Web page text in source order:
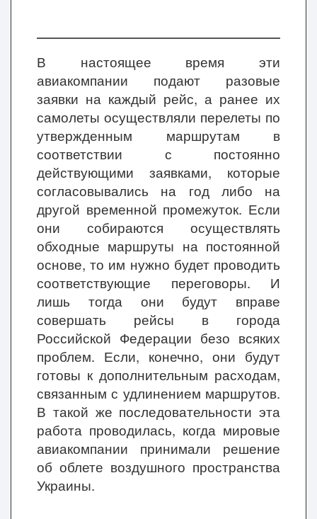
В настоящее время эти
авиакомпании подают разовые
заявки на каждый рейс, а ранее их
самолеты осуществляли перелеты по
утвержденным маршрутам в
соответствии с постоянно
действующими заявками, которые
согласовывались на год либо на
другой временной промежуток. Если
они собираются осуществлять
обходные маршруты на постоянной
основе, то им нужно будет проводить
соответствующие переговоры. И
лишь тогда они будут вправе
совершать рейсы в города
Российской Федерации безо всяких
проблем. Если, конечно, они будут
готовы к дополнительным расходам,
связанным с удлинением маршрутов.
В такой же последовательности эта
работа проводилась, когда мировые
авиакомпании принимали решение
об облете воздушного пространства
Украины.